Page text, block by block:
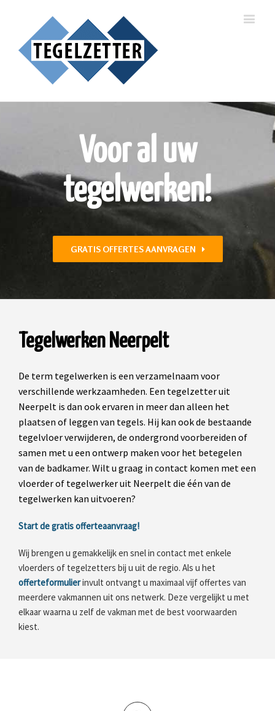
Voor al uw
tegelwerken!
GRATIS OFFERTES AANVRAGEN
Tegelwerken Neerpelt
De term tegelwerken is een verzamelnaam voor
verschillende werkzaamheden. Een tegelzetter uit
Neerpelt is dan ook ervaren in meer dan alleen het
plaatsen of leggen van tegels. Hij kan ook de bestaande
tegelvloer verwijderen, de ondergrond voorbereiden of
samen met u een ontwerp maken voor het betegelen
van de badkamer. Wilt u graag in contact komen met een
vloerder of tegelwerker uit Neerpelt die één van de
tegelwerken kan uitvoeren?
Start de gratis offerteaanvraag!
Wij brengen u gemakkelijk en snel in contact met enkele
vloerders of tegelzetters bij u uit de regio. Als u het
offerteformulierinvult ontvangt u maximaal vijf offertes van
meerdere vakmannen uit ons netwerk. Deze vergelijkt u met
elkaar waarna u zelf de vakman met de best voorwaarden
kiest.